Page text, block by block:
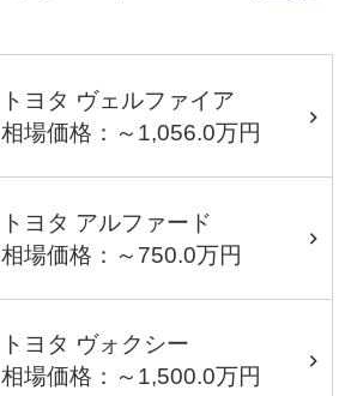
トヨタ ヴェルファイア
相場価格：～1,056.0万円
トヨタ アルファード
相場価格：～750.0万円
トヨタ ヴォクシー
相場価格：～1,500.0万円